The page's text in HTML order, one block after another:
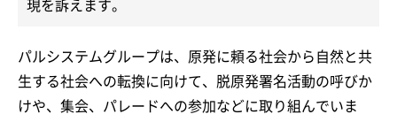
現を訴えます。
パルシステムグループは、原発に頼る社会から自然と共
生する社会への転換に向けて、脱原発署名活動の呼びか
けや、集会、パレードへの参加などに取り組んでいま